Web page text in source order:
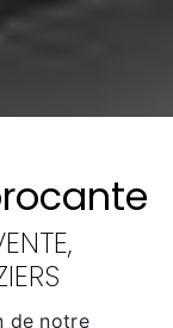
de notre